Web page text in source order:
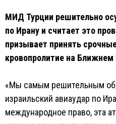
МИД Турции решительно
по Ирану и считает это
призывает принять
кровопролитие на Ближнем
«Мы самым решительным
израильский авиаудар по
международное право, эта